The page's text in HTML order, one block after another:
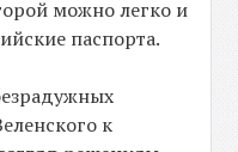
можно легко и
паспорта.
к